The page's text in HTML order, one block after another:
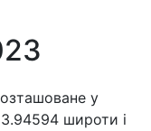
у
широти і